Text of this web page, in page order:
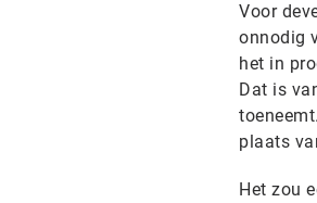
Voor
onnodig
het in
Dat is
plaats
Het zou